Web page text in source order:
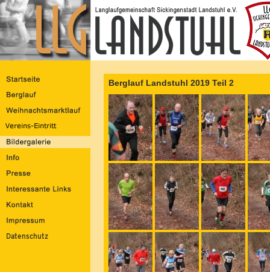
Berglauf Landstuhl 2019 Teil 2